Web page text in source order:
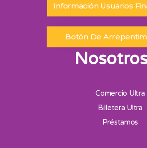
Información Usuarios
Botón De
Comercio Ultra
Billetera Ultra
Préstamos